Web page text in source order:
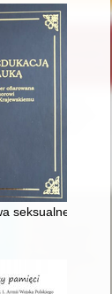
Witkiewicza w
seksualne :